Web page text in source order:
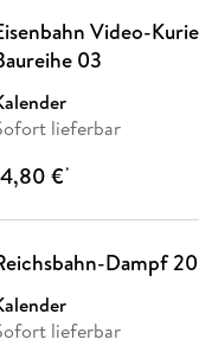
Video-
03
lieferbar
€*
Dampf
lieferbar